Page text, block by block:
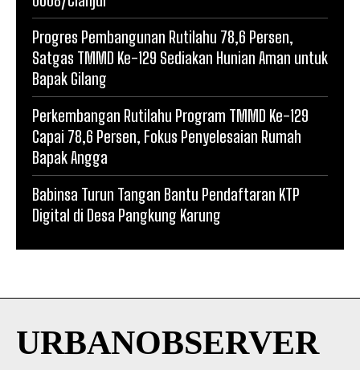
Progres Pembangunan Rutilahu 78,6 Persen,
Satgas TMMD Ke-129 Sediakan Hunian Aman untuk
Bapak Gilang
Perkembangan Rutilahu Program TMMD Ke-129
Capai 78,6 Persen, Fokus Penyelesaian Rumah
Bapak Angga
Babinsa Turun Tangan Bantu Pendaftaran KTP
Digital di Desa Pangkung Karung
URBANOBSERVER